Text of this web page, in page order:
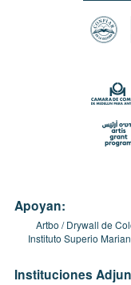
Apoyan:
Artbo Drywall de
Instituto Superio
Instituciones